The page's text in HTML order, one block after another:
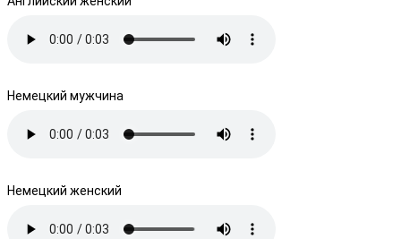
Немецкий мужчина
Немецкий женский